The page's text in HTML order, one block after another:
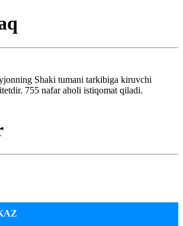
Shaki tumani tarkibiga kiruvchi
755 nafar aholi istiqomat qiladi.